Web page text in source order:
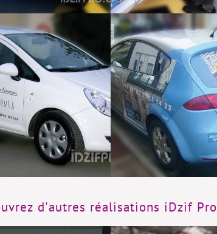
d'autres réalisations iDzif Pro